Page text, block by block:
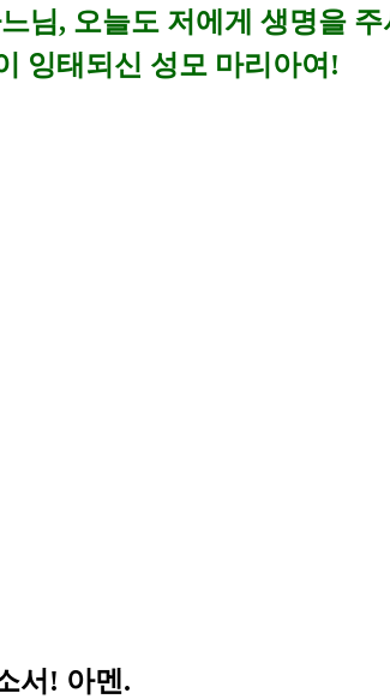
님, 오늘도 저에게 생명을
잉태되신 성모 마리아여!
서! 아멘.